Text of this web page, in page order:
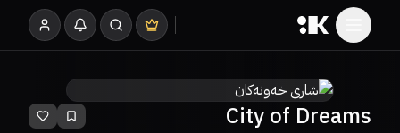
City of Dreams